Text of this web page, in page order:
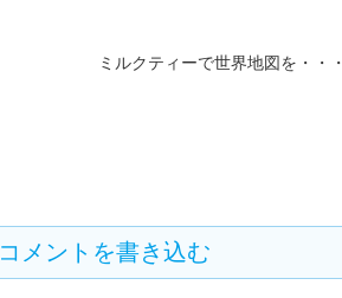
ミルクティーで世界地図を・・・
コメントを書き込む